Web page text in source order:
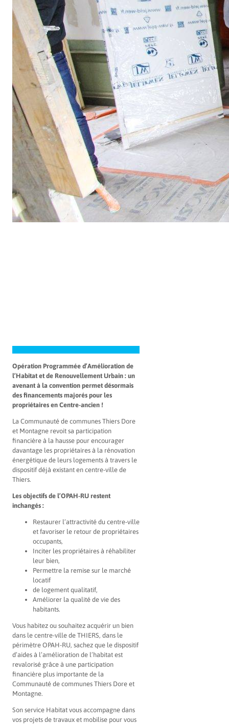
Opération Programmée d’Amélioration de
l’Habitat et de Renouvellement Urbain : un
avenant à la convention permet désormais
des financements majorés pour les
propriétaires en Centre-ancien !
La Communauté de communes Thiers Dore
et Montagne revoit sa participation
financière à la hausse pour encourager
davantage les propriétaires à la rénovation
énergétique de leurs logements à travers le
dispositif déjà existant en centre-ville de
Thiers.
Les objectifs de l’OPAH-RU restent
inchangés :
Restaurer l’attractivité du centre-ville
et favoriser le retour de propriétaires
occupants,
Inciter les propriétaires à réhabiliter
leur bien,
Permettre la remise sur le marché
locatif
de logement qualitatif,
Améliorer la qualité de vie des
habitants.
Vous habitez ou souhaitez acquérir un bien
dans le centre-ville de THIERS, dans le
périmètre OPAH-RU, sachez que le dispositif
d’aides à l’amélioration de l’habitat est
revalorisé grâce à une participation
financière plus importante de la
Communauté de communes Thiers Dore et
Montagne.
Son service Habitat vous accompagne dans
vos projets de travaux et mobilise pour vous